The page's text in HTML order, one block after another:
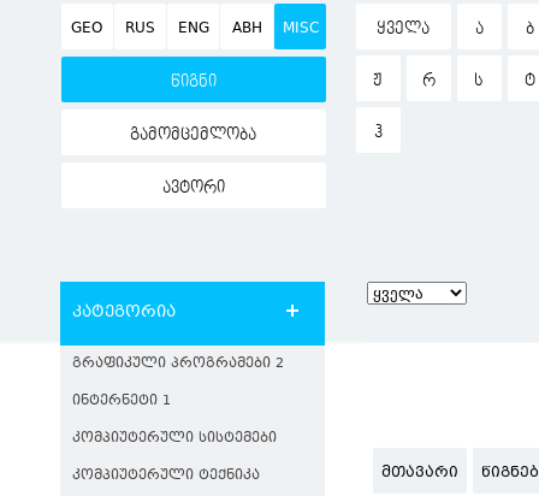
GEO RUS ENG ABH MISC
წიგნი
გამომცემლობა
ავტორი
ᲧᲕᲔᲚᲐ Ა Ბ
Ჟ Რ Ს Ტ
Ჰ
კატეგორია
ᲒᲠᲐᲤᲘᲙᲣᲚᲘ ᲞᲠᲝᲒᲠᲐᲛᲔᲑᲘ 2
ᲘᲜᲢᲔᲠᲜᲔᲢᲘ 1
ᲙᲝᲛᲞᲘᲣᲢᲔᲠᲣᲚᲘ ᲡᲘᲡᲢᲔᲛᲔᲑᲘ
ᲙᲝᲛᲞᲘᲣᲢᲔᲠᲣᲚᲘ ᲢᲔᲥᲜᲘᲙᲐ
ᲛᲗᲐᲕᲐᲠᲘ